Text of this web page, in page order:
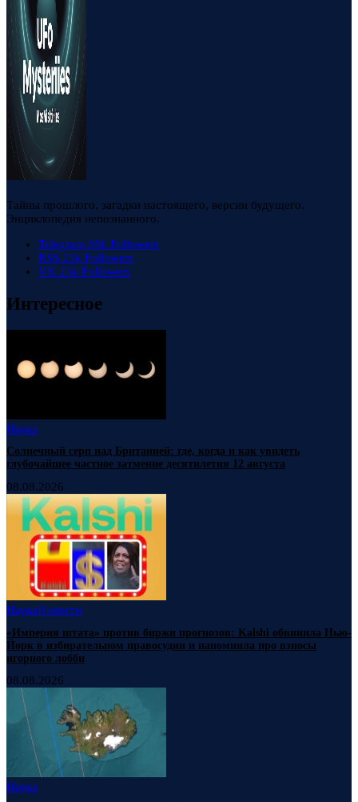
Тайны прошлого, загадки настоящего, версии будущего.
Энциклопедия непознанного.
Telegram 88k Followers
RSS 23k Followers
VK 23k Followers
Интересное
Наука
Солнечный серп над Британией: где, когда и как увидеть
глубочайшее частное затмение десятилетия 12 августа
08.08.2026
НаукаНовости
«Империя штата» против биржи прогнозов: Kalshi обвинила Нью-
Йорк в избирательном правосудии и напомнила про взносы
игорного лобби
08.08.2026
Наука